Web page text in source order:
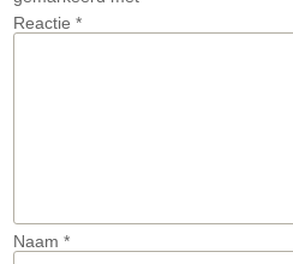
Reactie *
Naam *